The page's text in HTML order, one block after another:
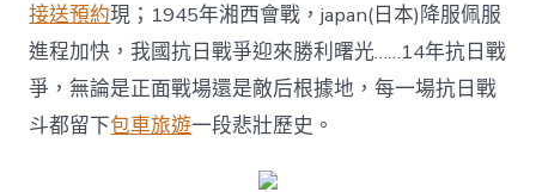
不
平
故
事〉
接送預約現；1945年湘西會戰，japan(日本)降服佩服
進程加快，我國抗日戰爭迎來勝利曙光……14年抗日戰
爭，無論是正面戰場還是敵后根據地，每一場抗日戰
斗都留下包車旅遊一段悲壯歷史。